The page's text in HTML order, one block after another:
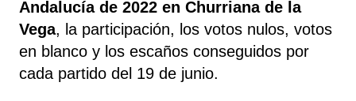
Andalucía de 2022 en Churriana de la
Vega, la participación, los votos nulos, votos
en blanco y los escaños conseguidos por
cada partido del 19 de junio.